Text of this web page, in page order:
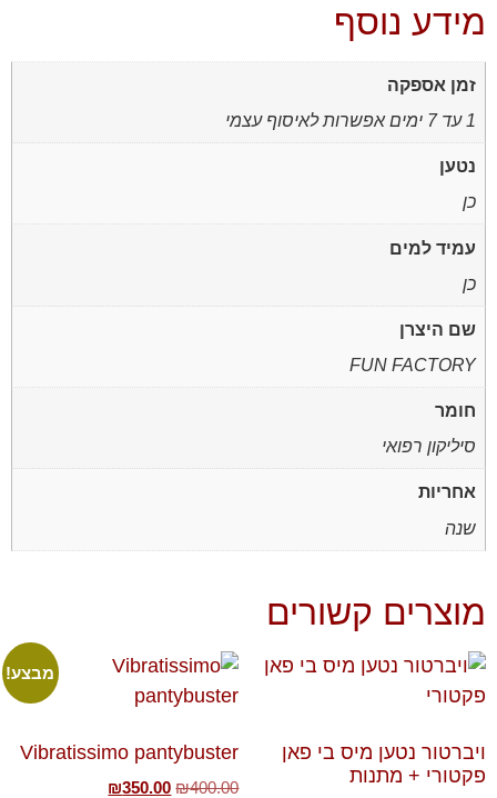
מידע נוסף
זמן אספקה
1 עד 7 ימים אפשרות לאיסוף עצמי
נטען
כן
עמיד למים
כן
שם היצרן
FUN FACTORY
חומר
סיליקון רפואי
אחריות
שנה
מוצרים קשורים
ויברטור נטען מיס בי פאן
פקטורי + מתנות
מבצע!
Vibratissimo pantybuster
₪400.00
₪350.00